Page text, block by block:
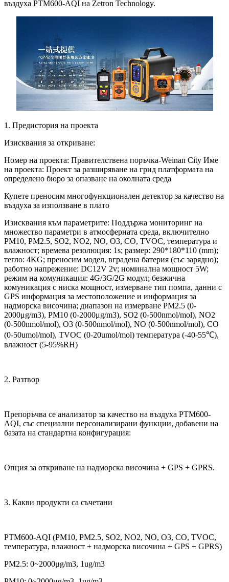
въздуха PTM600-AQI на Zetron Technology.
1. Предистория на проекта
Изисквания за откриване:
Номер на проекта: Правителствена поръчка-Weinan City Име
на проекта: Проект за разширяване на грид платформата на
определено бюро за опазване на околната среда
Купете преносим многофункционален детектор за качество на
въздуха за използване в плато
Изисквания към параметрите: Поддържа мониторинг на
множество параметри в атмосферната среда, включително
PM10, PM2.5, SO2, NO2, NO, O3, CO, TVOC, температура и
влажност; времева резолюция: 1s; размер: 290*180*110 (mm);
тегло: 4KG; преносим модел, вградена батерия (със зарядно);
работно напрежение: DC12V 2v; номинална мощност 5W;
режим на комуникация: 4G/3G/2G модул; безжична
комуникация с ниска мощност, измерване тип помпа, данни с
GPS информация за местоположение и информация за
надморска височина; диапазон на измерване PM2.5 (0-
2000μg/m3), PM10 (0-2000μg/m3), SO2 (0-500nmol/mol), NO2
(0-500nmol/mol), O3 (0-500nmol/mol), NO (0-500nmol/mol), CO
(0-50umol/mol), TVOC (0-20umol/mol) температура (-40-55℃),
влажност (5-95%RH)
2. Разтвор
Препоръчва се анализатор за качество на въздуха PTM600-
AQI, със специални персонализирани функции, добавени на
базата на стандартна конфигурация:
Опция за откриване на надморска височина + GPS + GPRS.
3. Какви продукти са съчетани
PTM600-AQI (PM10, PM2.5, SO2, NO2, NO, O3, CO, TVOC,
температура, влажност + надморска височина + GPS + GPRS)
PM2.5: 0~2000μg/m3, 1ug/m3